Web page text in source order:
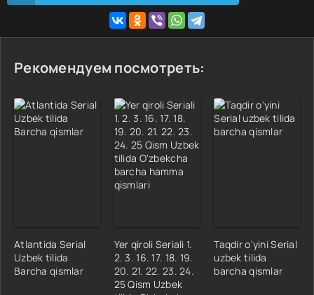
Рекомендуем посмотреть:
Atlantida Serial
Uzbek tilida
Barcha qismlar
Yer qiroli Seriali 1.
2. 3. 16. 17. 18. 19.
20. 21. 22. 23. 24.
25 Qism Uzbek
Taqdir o'yini Serial
uzbek tilida
barcha qismlar